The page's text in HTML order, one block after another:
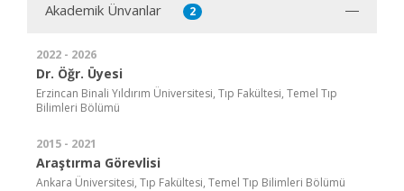
Akademik Ünvanlar 2
2022 - 2026
Dr. Öğr. Üyesi
Erzincan Binali Yıldırım Üniversitesi, Tıp Fakültesi, Temel Tıp
Bilimleri Bölümü
2015 - 2021
Araştırma Görevlisi
Ankara Üniversitesi, Tıp Fakültesi, Temel Tıp Bilimleri Bölümü